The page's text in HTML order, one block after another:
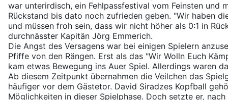
war unterirdisch, ein Fehlpassfestival vom Feinsten und
Rückstand bis dato noch zufrieden geben. "Wir haben
und müssen froh sein, dass wir nicht höher als 0:1 in
durchnässter Kapitän Jörg Emmerich.
Die Angst des Versagens war bei einigen Spielern
Pfiffe von den Rängen. Erst als das "Wir Wolln Euch
kam etwas Bewegung ins Auer Spiel. Allerdings waren
Ab diesem Zeitpunkt übernahmen die Veilchen das
häufiger vor dem Gästetor. David Siradzes Kopfball
Möglichkeiten in dieser Spielphase. Doch setzte er,